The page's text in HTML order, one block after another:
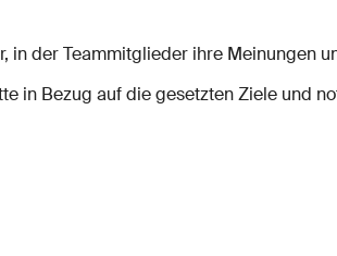
in der Teammitglieder ihre Meinungen
in Bezug auf die gesetzten Ziele und